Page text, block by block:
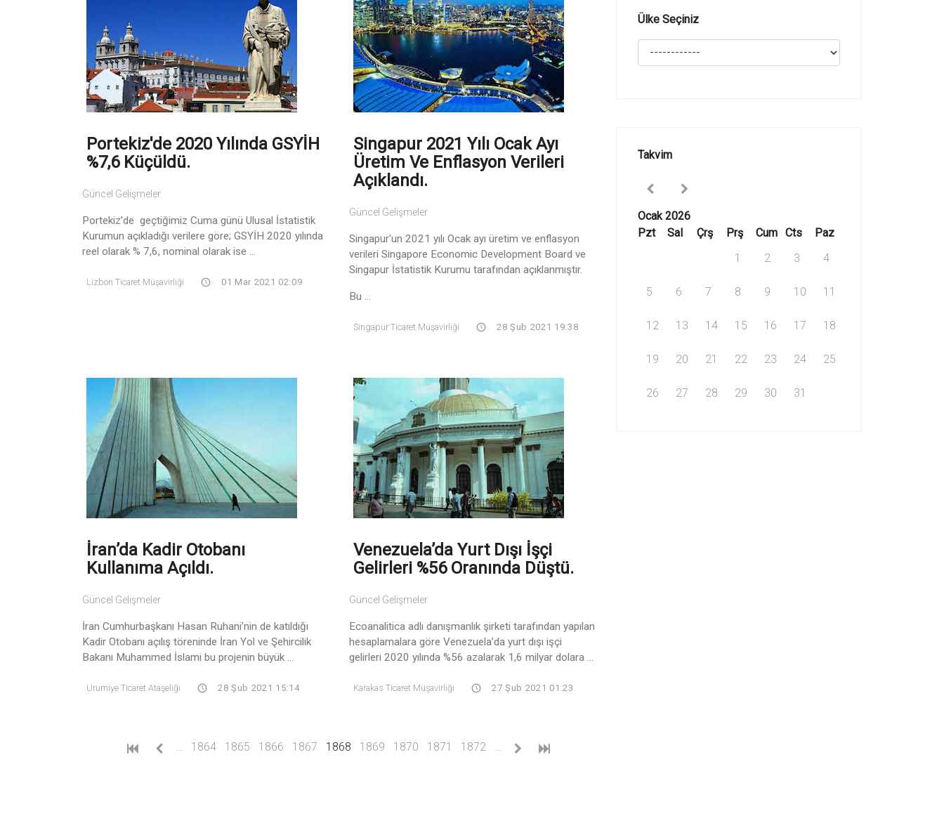
Portekiz'de 2020 Yılında GSYİH
%7,6 Küçüldü.
Güncel Gelişmeler
Portekiz’de geçtiğimiz Cuma günü Ulusal İstatistik
Kurumun açıkladığı verilere göre; GSYİH 2020 yılında
reel olarak % 7,6, nominal olarak ise ...
Lizbon Ticaret Müşavirliği 01 Mar 2021 02:09
Singapur 2021 Yılı Ocak Ayı
Üretim Ve Enflasyon Verileri
Açıklandı.
Güncel Gelişmeler
Singapur'un 2021 yılı Ocak ayı üretim ve enflasyon
verileri Singapore Economic Development Board ve
Singapur İstatistik Kurumu tarafından açıklanmıştır.
Bu ...
Singapur Ticaret Müşavirliği 28 Şub 2021 19:38
İran’da Kadir Otobanı
Kullanıma Açıldı.
Güncel Gelişmeler
İran Cumhurbaşkanı Hasan Ruhani’nin de katıldığı
Kadir Otobanı açılış töreninde İran Yol ve Şehircilik
Bakanı Muhammed İslami bu projenin büyük ...
Urumiye Ticaret Ataşeliği 28 Şub 2021 15:14
Venezuela’da Yurt Dışı İşçi
Gelirleri %56 Oranında Düştü.
Güncel Gelişmeler
Ecoanalitica adlı danışmanlık şirketi tarafından yapılan
hesaplamalara göre Venezuela’da yurt dışı işçi
gelirleri 2020 yılında %56 azalarak 1,6 milyar dolara ...
Karakas Ticaret Müşavirliği 27 Şub 2021 01:23
1864 1865 1866 1867 1868 (current)
1869 1870 1871 1872
Ülke Seçiniz
Takvim
Ocak 2026
Pzt
Sal Çrş Prş Cum Cts
Paz
1
2 3 4
5 6 7 8 9 10 11
12 13 14 15 16 17 18
19 20 21 22 23 24 25
26 27 28 29 30 31